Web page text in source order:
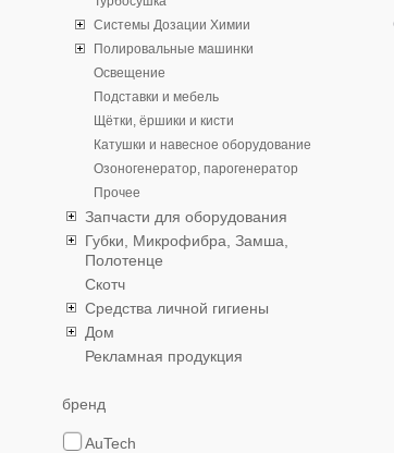
Системы Дозации Химии
Полировальные машинки
Освещение
Подставки и мебель
Щётки, ёршики и кисти
Катушки и навесное оборудование
Озоногенератор, парогенератор
Прочее
Запчасти для оборудования
Губки, Микрофибра, Замша,
Полотенце
Скотч
Средства личной гигиены
Дом
Рекламная продукция
бренд
AuTech